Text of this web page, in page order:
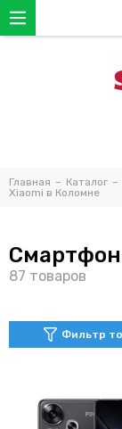
Главная Каталог
Xiaomi в Коломне
Фильтр